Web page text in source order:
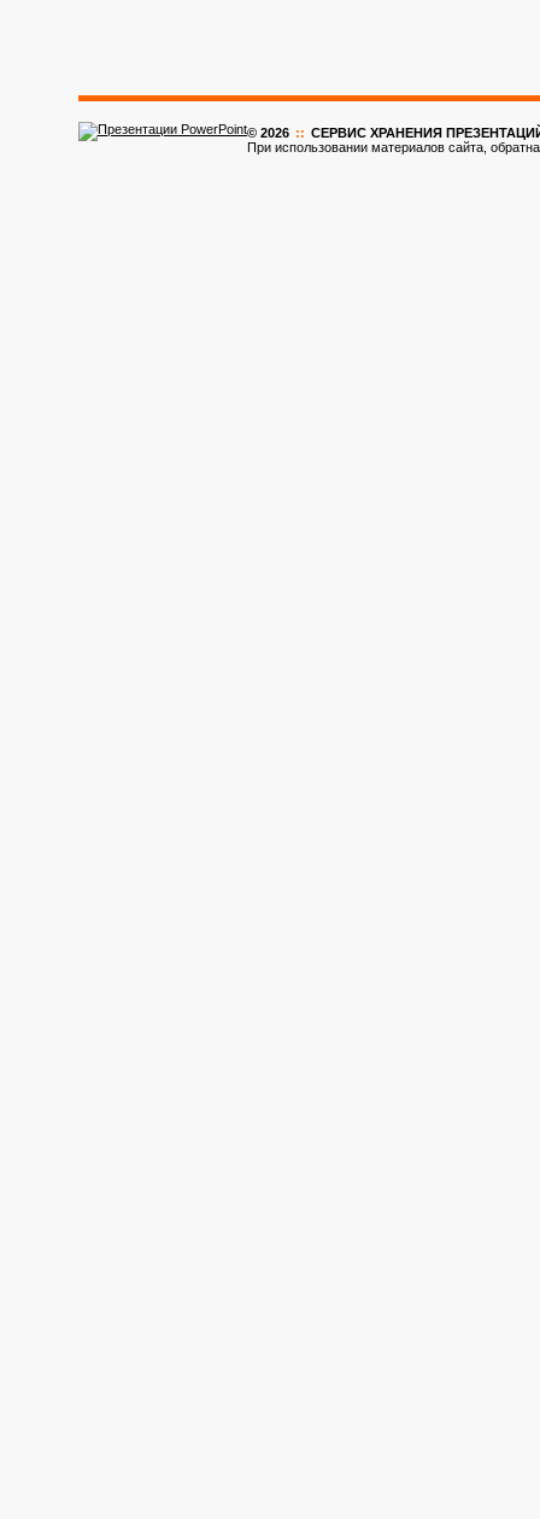
© 2026 :: CЕРВИС ХРАНЕНИЯ ПРЕЗЕНТАЦИЙ
При использовании материалов сайта,